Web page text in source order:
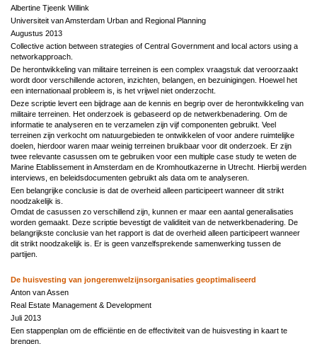
Albertine Tjeenk Willink
Universiteit van Amsterdam Urban and Regional Planning
Augustus 2013
Collective action between strategies of Central Government and local actors using a
networkapproach.
De herontwikkeling van militaire terreinen is een complex vraagstuk dat veroorzaakt
wordt door verschillende actoren, inzichten, belangen, en bezuinigingen. Hoewel het
een internationaal probleem is, is het vrijwel niet onderzocht.
Deze scriptie levert een bijdrage aan de kennis en begrip over de herontwikkeling van
militaire terreinen. Het onderzoek is gebaseerd op de netwerkbenadering. Om de
informatie te analyseren en te verzamelen zijn vijf componenten gebruikt. Veel
terreinen zijn verkocht om natuurgebieden te ontwikkelen of voor andere ruimtelijke
doelen, hierdoor waren maar weinig terreinen bruikbaar voor dit onderzoek. Er zijn
twee relevante casussen om te gebruiken voor een multiple case study te weten de
Marine Etablissement in Amsterdam en de Kromhoutkazerne in Utrecht. Hierbij werden
interviews, en beleidsdocumenten gebruikt als data om te analyseren.
Een belangrijke conclusie is dat de overheid alleen participeert wanneer dit strikt
noodzakelijk is.
Omdat de casussen zo verschillend zijn, kunnen er maar een aantal generalisaties
worden gemaakt. Deze scriptie bevestigt de validiteit van de netwerkbenadering. De
belangrijkste conclusie van het rapport is dat de overheid alleen participeert wanneer
dit strikt noodzakelijk is. Er is geen vanzelfsprekende samenwerking tussen de
partijen.
De huisvesting van jongerenwelzijnsorganisaties geoptimaliseerd
Anton van Assen
Real Estate Management & Development
Juli 2013
Een stappenplan om de efficiëntie en de effectiviteit van de huisvesting in kaart te
brengen.